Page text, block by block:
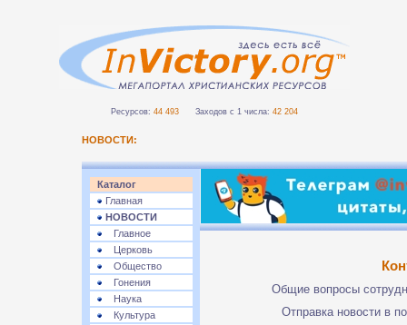
Ресурсов: 44 493 Заходов с 1 числа: 42 204
НОВОСТИ:
Каталог
Главная
НОВОСТИ
Главное
Церковь
Общество
Гонения
Наука
Культура
Общие вопросы
Отправка новости в